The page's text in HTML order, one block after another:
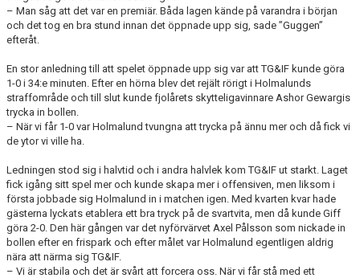
– Man såg att det var en premiär. Båda lagen kände på varandra i början
och det tog en bra stund innan det öppnade upp sig, sade ”Guggen”
efteråt.
En stor anledning till att spelet öppnade upp sig var att TG&IF kunde göra
1-0 i 34:e minuten. Efter en hörna blev det rejält rörigt i Holmalunds
straffområde och till slut kunde fjolårets skytteligavinnare Ashor Gewargis
trycka in bollen.
– När vi får 1-0 var Holmalund tvungna att trycka på ännu mer och då fick vi
de ytor vi ville ha.
Ledningen stod sig i halvtid och i andra halvlek kom TG&IF ut starkt. Laget
fick igång sitt spel mer och kunde skapa mer i offensiven, men liksom i
första jobbade sig Holmalund in i matchen igen. Med kvarten kvar hade
gästerna lyckats etablera ett bra tryck på de svartvita, men då kunde Giff
göra 2-0. Den här gången var det nyförvärvet Axel Pålsson som nickade in
bollen efter en frispark och efter målet var Holmalund egentligen aldrig
nära att närma sig TG&IF.
– Vi är stabila och det är svårt att forcera oss. När vi får stå med ett